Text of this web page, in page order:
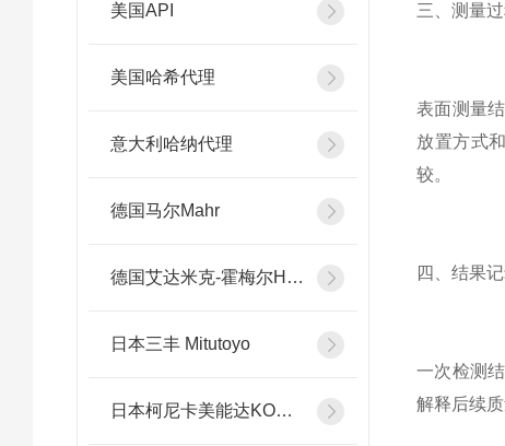
美国API
美国哈希代理
意大利哈纳代理
德国马尔Mahr
德国艾达米克-霍梅尔Hommel
日本三丰 Mitutoyo
日本柯尼卡美能达KONICA MINOLTA
三、测量
表面测量
放置方式
较。
四、结果
一次检测
解释后续